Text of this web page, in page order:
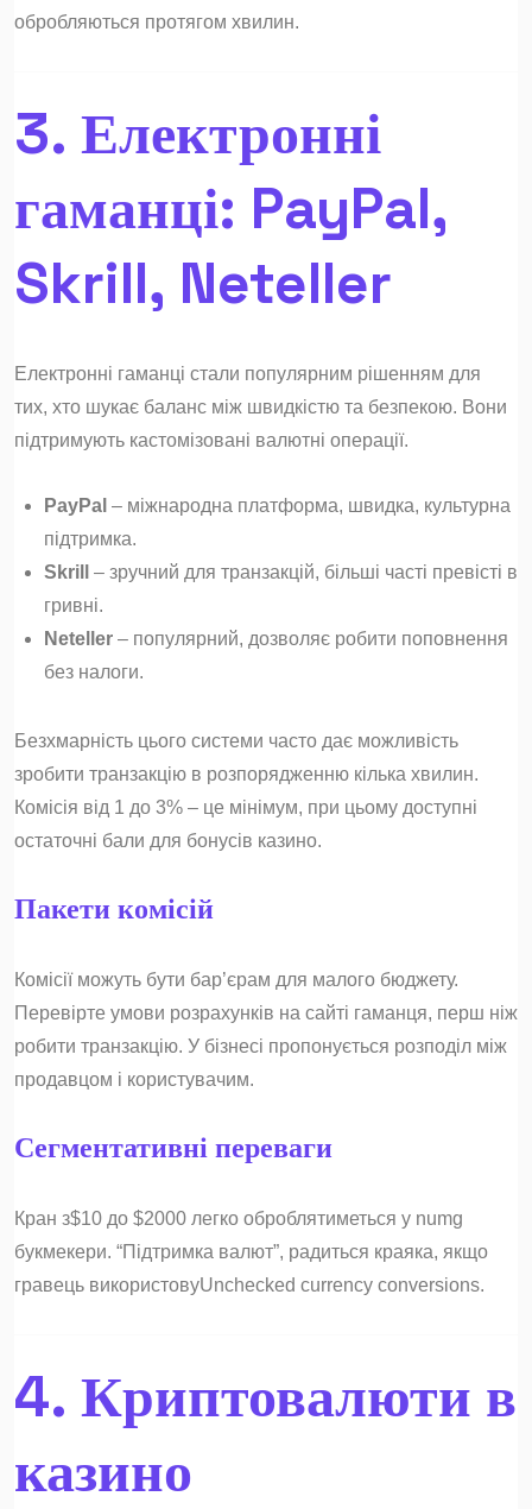
обробляються протягом хвилин.
3. Електронні
гаманці: PayPal,
Skrill, Neteller
Електронні гаманці стали популярним рішенням для
тих, хто шукає баланс між швидкістю та безпекою. Вони
підтримують кастомізовані валютні операції.
PayPal – міжнародна платформа, швидка, культурна
підтримка.
Skrill
– зручний для транзакцій, більші часті превісті в
гривні.
Neteller – популярний, дозволяє робити поповнення
без налоги.
Безхмарність цього системи часто дає можливість
зробити транзакцію в розпорядженню кілька хвилин.
Комісія від 1 до 3% – це мінімум, при цьому доступні
остаточні бали для бонусів казино.
Пакети комісій
Комісії можуть бути бар’єрам для малого бюджету.
Перевірте умови розрахунків на сайті гаманця, перш ніж
робити транзакцію. У бізнесі пропонується розподіл між
продавцом і користувачим.
Сегментативні переваги
Кран з$10 до $2000 легко оброблятиметься у numg
букмекери. “Підтримка валют”, радиться краяка, якщо
гравець використовуUnchecked currency conversions.
4. Криптовалюти в
казино